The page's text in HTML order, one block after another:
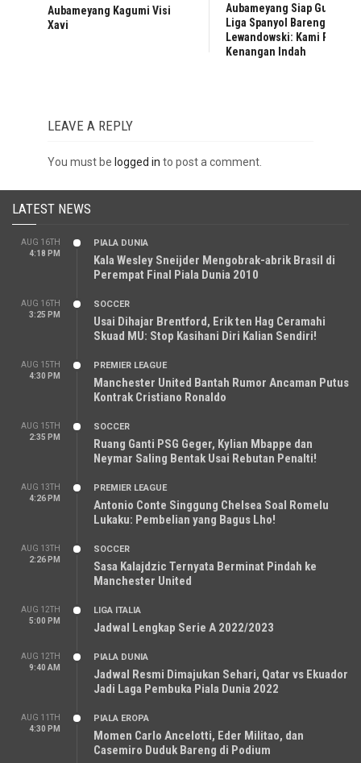
Aubameyang Kagumi Visi
Xavi
Aubameyang Siap Guncang
Liga Spanyol Bareng
Lewandowski: Kami Punya
Kenangan Indah
LEAVE A REPLY
You must be logged in to post a comment.
LATEST NEWS
AUG 16TH
4:18 PM
PIALA DUNIA
Kala Wesley Sneijder Mengobrak-abrik Brasil di
Perempat Final Piala Dunia 2010
AUG 16TH
3:25 PM
SOCCER
Usai Dihajar Brentford, Erik ten Hag Ceramahi
Skuad MU: Stop Kasihani Diri Kalian Sendiri!
AUG 15TH
4:30 PM
PREMIER LEAGUE
Manchester United Bantah Rumor Ancaman Putus
Kontrak Cristiano Ronaldo
AUG 15TH
2:35 PM
SOCCER
Ruang Ganti PSG Geger, Kylian Mbappe dan
Neymar Saling Bentak Usai Rebutan Penalti!
AUG 13TH
4:26 PM
PREMIER LEAGUE
Antonio Conte Singgung Chelsea Soal Romelu
Lukaku: Pembelian yang Bagus Lho!
AUG 13TH
2:26 PM
SOCCER
Sasa Kalajdzic Ternyata Berminat Pindah ke
Manchester United
AUG 12TH
5:00 PM
LIGA ITALIA
Jadwal Lengkap Serie A 2022/2023
AUG 12TH
9:40 AM
PIALA DUNIA
Jadwal Resmi Dimajukan Sehari, Qatar vs Ekuador
Jadi Laga Pembuka Piala Dunia 2022
AUG 11TH
4:30 PM
PIALA EROPA
Momen Carlo Ancelotti, Eder Militao, dan
Casemiro Duduk Bareng di Podium